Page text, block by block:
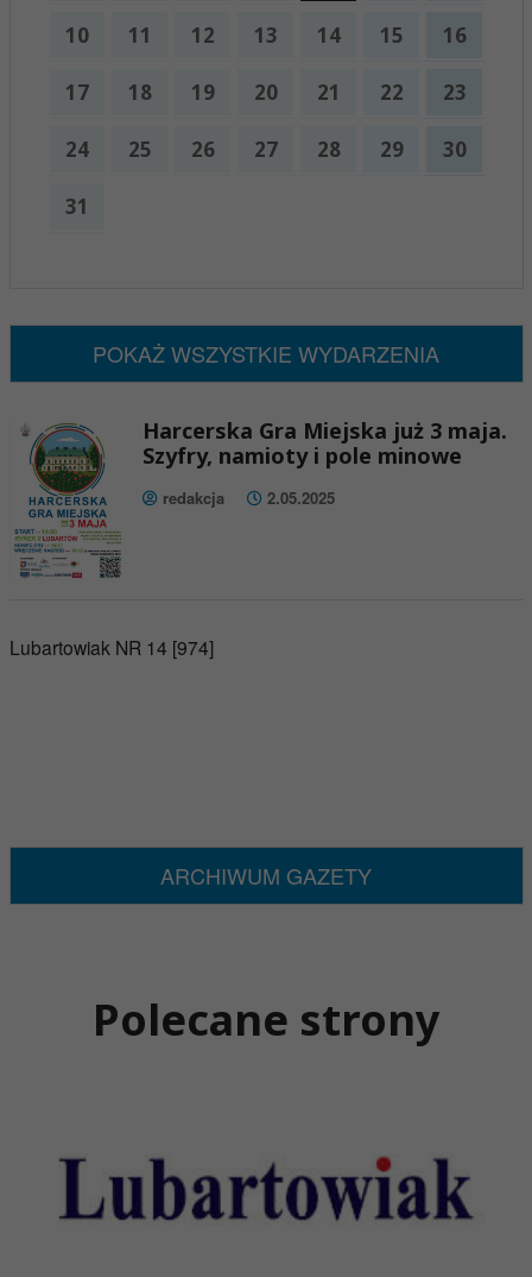
10 11 12 13 14 15 16
17 18 19 20 21 22 23
24 25 26 27 28 29 30
31
POKAŻ WSZYSTKIE WYDARZENIA
Harcerska Gra Miejska już 3 maja.
Szyfry, namioty i pole minowe
redakcja 2.05.2025
Lubartowiak NR 14 [974]
ARCHIWUM GAZETY
Polecane strony